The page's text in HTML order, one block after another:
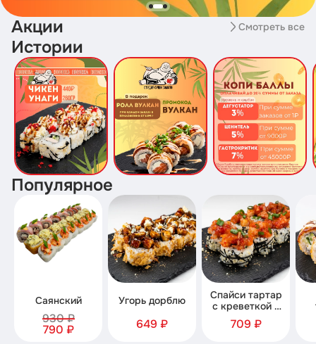
Акции Смотреть все
Истории
Популярное
Саянский
930 ₽
790 ₽
Угорь дорблю
649 ₽
Спайси тартар
с креветкой и
семгой
709 ₽